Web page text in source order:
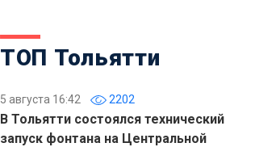
ТОП Тольятти
5 августа 16:42 2202
В Тольятти состоялся технический
запуск фонтана на Центральной